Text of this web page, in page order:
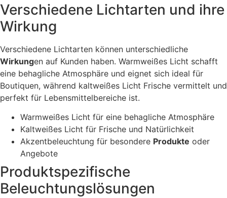
Verschiedene Lichtarten und ihre
Wirkung
Verschiedene Lichtarten können unterschiedliche
Wirkungen auf Kunden haben. Warmweißes Licht schafft
eine behagliche Atmosphäre und eignet sich ideal für
Boutiquen, während kaltweißes Licht Frische vermittelt und
perfekt für Lebensmittelbereiche ist.
Warmweißes Licht für eine behagliche Atmosphäre
Kaltweißes Licht für Frische und Natürlichkeit
Akzentbeleuchtung für besondere Produkte oder
Angebote
Produktspezifische
Beleuchtungslösungen